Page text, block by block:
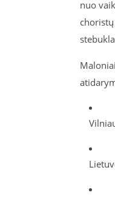
nuo